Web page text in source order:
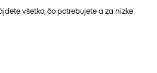
všetko, čo potrebujete a za nízke